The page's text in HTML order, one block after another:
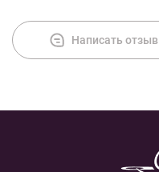
Написать отзыв